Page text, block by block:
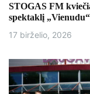
STOGAS FM
spektaklį „Vienudu“
17 birželio, 2026